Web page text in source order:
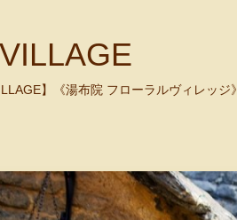
】《湯布院 フローラルヴィレッジ》